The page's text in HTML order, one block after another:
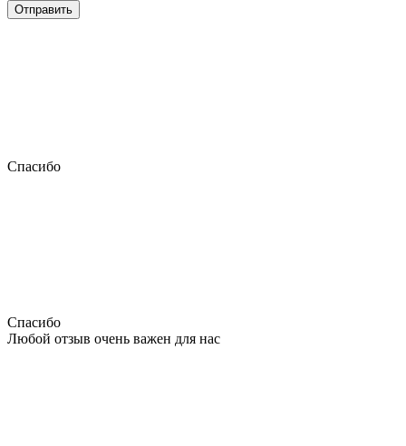
Отправить
Спасибо
Спасибо
Любой отзыв очень важен для нас